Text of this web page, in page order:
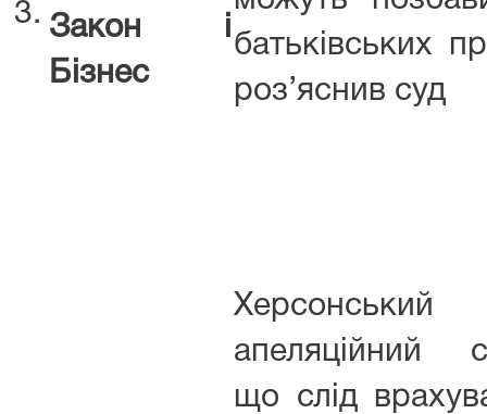
3. Закон і
Бізнес
батьківських
роз’яснив суд
Херсонський
апеляційний
що слід